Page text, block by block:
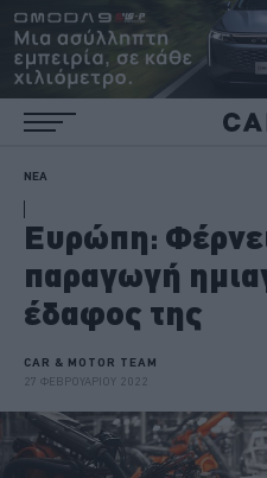
ΝΕΑ
Ευρώπη:
παραγωγή
έδαφος της
CAR & MOTOR TEAM
27 ΦΕΒΡΟΥΑΡΙΟΥ 2022